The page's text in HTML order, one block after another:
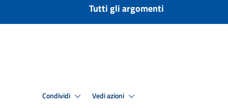
Tutti gli argomenti
Condividi Vedi azioni